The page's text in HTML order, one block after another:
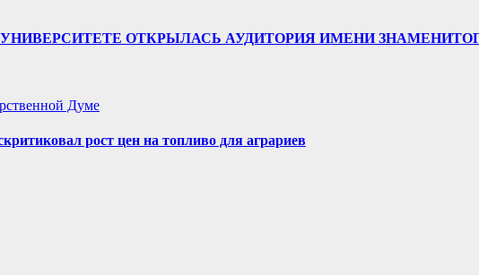
УНИВЕРСИТЕТЕ ОТКРЫЛАСЬ АУДИТОРИЯ ИМЕНИ
Думе
рост цен на топливо для аграриев